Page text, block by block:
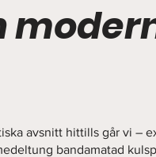
avsnitt hittills går vi –
bandamatad